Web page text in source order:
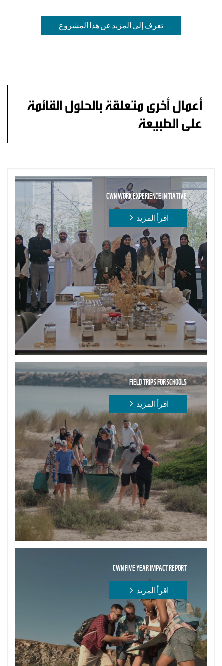
تعرف إلى المزيد عن هذا المشروع
أعمال أخرى متعلقة بالحلول القائمة
على الطبيعة
CWN WORK EXPERIENCE INITIATIVE
اقرأ المزيد
FIELD TRIPS FOR SCHOOLS
اقرأ المزيد
CWN FIVE YEAR IMPACT REPORT
اقرأ المزيد